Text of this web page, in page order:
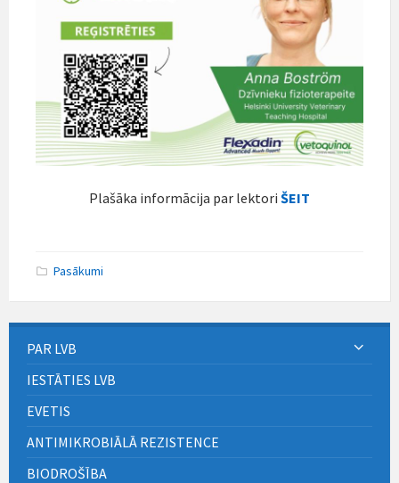
Plašāka informācija par lektori ŠEIT
Pasākumi
PAR LVB
IESTĀTIES LVB
EVETIS
ANTIMIKROBIĀLĀ REZISTENCE
BIODROŠĪBA